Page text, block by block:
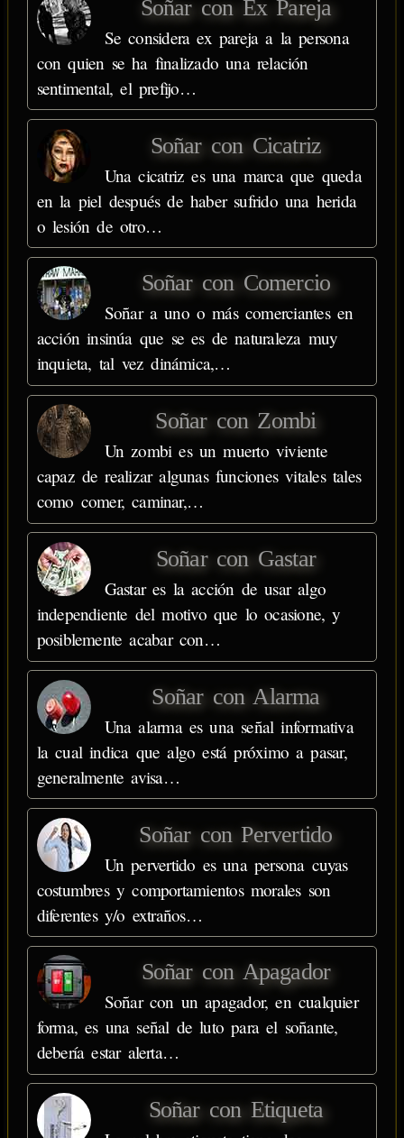
Soñar con Ex Pareja
Se considera ex pareja a la persona
con quien se ha finalizado una relación
sentimental, el prefijo…
Soñar con Cicatriz
Una cicatriz es una marca que queda
en la piel después de haber sufrido una herida
o lesión de otro…
Soñar con Comercio
Soñar a uno o más comerciantes en
acción insinúa que se es de naturaleza muy
inquieta, tal vez dinámica,…
Soñar con Zombi
Un zombi es un muerto viviente
capaz de realizar algunas funciones vitales tales
como comer, caminar,…
Soñar con Gastar
Gastar es la acción de usar algo
independiente del motivo que lo ocasione, y
posiblemente acabar con…
Soñar con Alarma
Una alarma es una señal informativa
la cual indica que algo está próximo a pasar,
generalmente avisa…
Soñar con Pervertido
Un pervertido es una persona cuyas
costumbres y comportamientos morales son
diferentes y/o extraños…
Soñar con Apagador
Soñar con un apagador, en cualquier
forma, es una señal de luto para el soñante,
debería estar alerta…
Soñar con Etiqueta